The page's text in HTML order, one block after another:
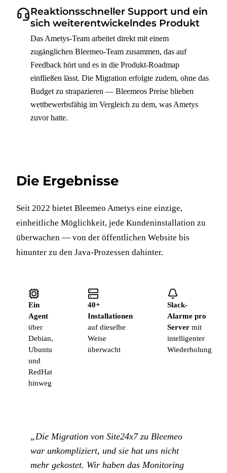
Reaktionsschneller Support und ein
sich weiterentwickelndes Produkt
Das Ametys-Team arbeitet direkt mit einem
zugänglichen Bleemeo-Team zusammen, das auf
Feedback hört und es in die Produkt-Roadmap
einfließen lässt. Die Migration erfolgte zudem, ohne das
Budget zu strapazieren — Bleemeos Preise blieben
wettbewerbsfähig im Vergleich zu dem, was Ametys
zuvor hatte.
Die Ergebnisse
Seit 2022 bietet Bleemeo Ametys eine einzige,
einheitliche Möglichkeit, jede Kundeninstallation zu
überwachen — von der öffentlichen Website bis
hinunter zu den Java-Prozessen dahinter.
Ein
Agent
über
Debian,
Ubuntu
und
RedHat
hinweg
40+
Installationen
auf dieselbe
Weise
überwacht
Slack-
Alarme pro
Server mit
intelligenter
Wiederholung
„Die Migration von Site24x7 zu Bleemeo
war unkompliziert, und sie hat uns nicht
mehr gekostet. Wir haben das Monitoring